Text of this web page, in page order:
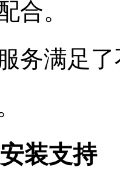
合。
务满足
装支持